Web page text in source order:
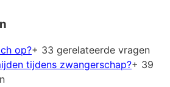
op?+ 33 gerelateerde vragen
tijdens zwangerschap?+ 39